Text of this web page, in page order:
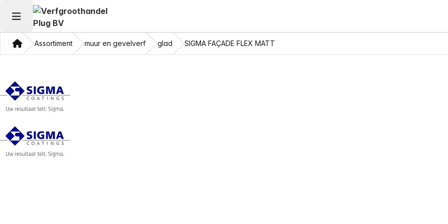
Hoofdmenu openen
ThuisAssortiment muur en gevelverf glad SIGMA FAÇADE FLEX MATT